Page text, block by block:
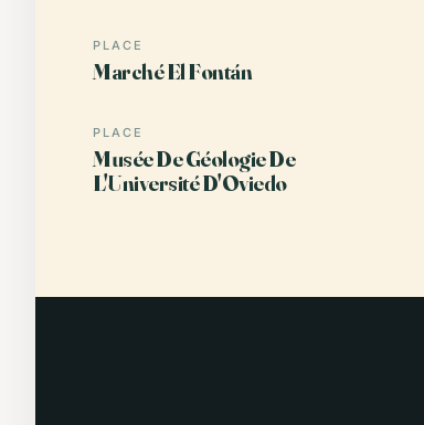
PLACE
Marché El Fontán
PLACE
Musée De Géologie De
L'Université D'Oviedo